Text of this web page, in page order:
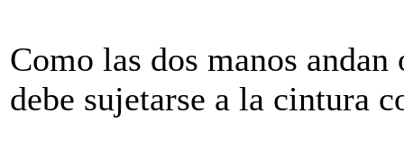
Como las dos manos
debe sujetarse a la cintura